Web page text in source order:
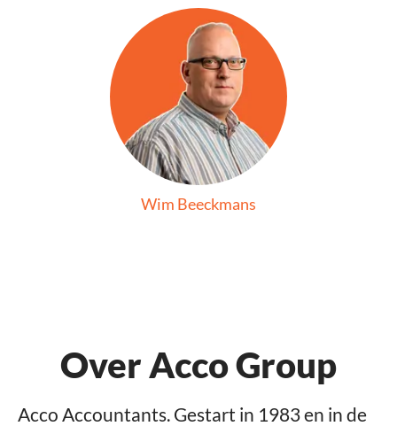
Wim Beeckmans
Over Acco Group
Acco Accountants. Gestart in 1983 en in de